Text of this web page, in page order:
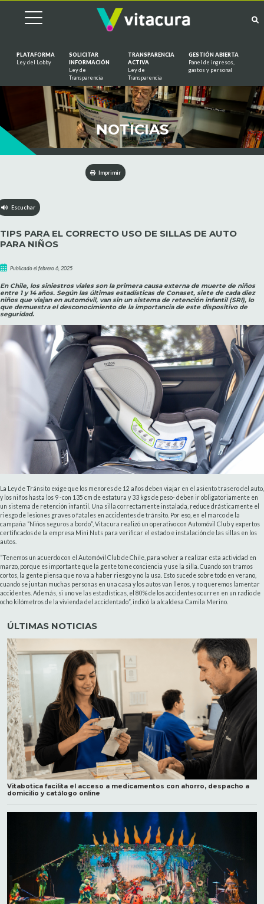
PLATAFORMA
Ley del Lobby
SOLICITAR
INFORMACIÓN
Ley de
Transparencia
TRANSPARENCIA
ACTIVA
Ley de
Transparencia
GESTIÓN ABIERTA
Panel de ingresos,
gastos y personal
NOTICIAS
Imprimir
Escuchar
TIPS PARA EL CORRECTO USO DE SILLAS DE AUTO
PARA NIÑOS
Publicado el febrero 6, 2025
En Chile, los siniestros viales son la primera causa externa de muerte de niños
entre 1 y 14 años. Según las últimas estadísticas de Conaset, siete de cada diez
niños que viajan en automóvil, van sin un sistema de retención infantil (SRI), lo
que demuestra el desconocimiento de la importancia de este dispositivo de
seguridad.
La Ley de Tránsito exige que los menores de 12 años deben viajar en el asiento trasero del auto,
y los niños hasta los 9 -con 135 cm de estatura y 33 kgs de peso- deben ir obligatoriamente en
un sistema de retención infantil. Una silla correctamente instalada, reduce drásticamente el
riesgo de lesiones graves o fatales en accidentes de tránsito. Por eso, en el marco de la
campaña “Niños seguros a bordo”, Vitacura realizó un operativo con Automóvil Club y expertos
certificados de la empresa Mini Nuts para verificar el estado e instalación de las sillas en los
autos.
“Tenemos un acuerdo con el Automóvil Club de Chile, para volver a realizar esta actividad en
marzo, porque es importante que la gente tome conciencia y use la silla. Cuando son tramos
cortos, la gente piensa que no va a haber riesgo y no la usa. Esto sucede sobre todo en verano,
cuando se juntan muchas personas en una casa y los autos van llenos, y no queremos lamentar
accidentes. Además, si uno ve las estadísticas, el 80% de los accidentes ocurren en un radio de
ocho kilómetros de la vivienda del accidentado”, indicó la alcaldesa Camila Merino.
ÚLTIMAS NOTICIAS
Vitabotica facilita el acceso a medicamentos con ahorro, despacho a
domicilio y catálogo online